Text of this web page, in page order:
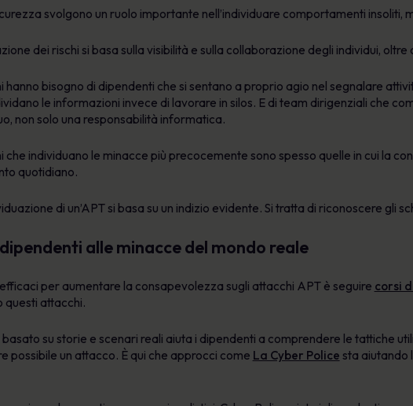
svolgono un ruolo importante nell’individuare comportamenti insoliti,
dei rischi si basa sulla visibilità e sulla collaborazione degli individui,
hanno bisogno di dipendenti che si sentano a proprio agio nel segnalare
le informazioni invece di lavorare in silos. E di team dirigenziali che
non solo una responsabilità informatica.
che individuano le minacce più precocemente sono spesso quelle in cui la
quotidiano.
di un’APT si basa su un indizio evidente. Si tratta di riconoscere gli
alle minacce del mondo reale
per aumentare la consapevolezza sugli attacchi APT è seguire corsi
questi attacchi.
basato su storie e scenari reali aiuta i dipendenti a comprendere le tattiche
possibile un attacco. È qui che approcci come La Cyber Police sta aiutando